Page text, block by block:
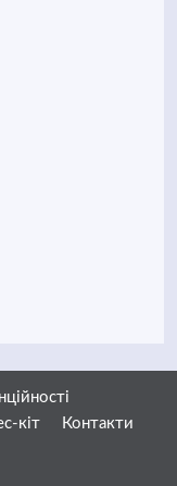
кіт
Контакти